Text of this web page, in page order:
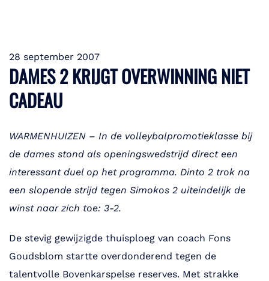
28 september 2007
DAMES 2 KRIJGT OVERWINNING NIET
CADEAU
WARMENHUIZEN – In de volleybalpromotieklasse bij
de dames stond als openingswedstrijd direct een
interessant duel op het programma. Dinto 2 trok na
een slopende strijd tegen Simokos 2 uiteindelijk de
winst naar zich toe: 3-2.
De stevig gewijzigde thuisploeg van coach Fons
Goudsblom startte overdonderend tegen de
talentvolle Bovenkarspelse reserves. Met strakke